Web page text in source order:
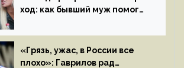
ход: как бывший муж помог
«Грязь, ужас, в России все
плохо»: Гаврилов рад